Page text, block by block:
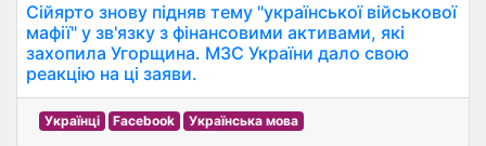
Сійярто знову підняв тему "української військової
мафії" у зв'язку з фінансовими активами, які
захопила Угорщина. МЗС України дало свою
реакцію на ці заяви.
Українці Facebook Українська мова